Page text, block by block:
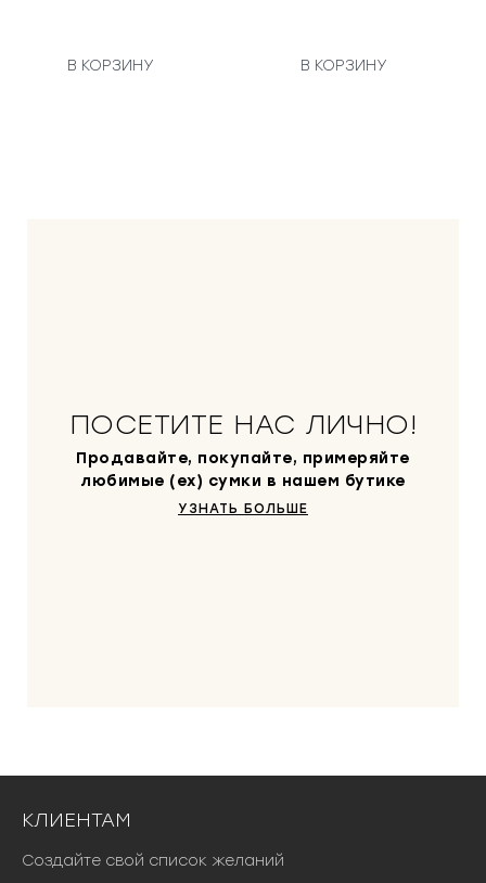
В КОРЗИНУ В КОРЗИНУ
ПОСЕТИТЕ НАС ЛИЧНО!
Продавайте, покупайте, примеряйте
любимые (ex) сумки в нашем бутике
УЗНАТЬ БОЛЬШЕ
КЛИЕНТАМ
Создайте свой список желаний